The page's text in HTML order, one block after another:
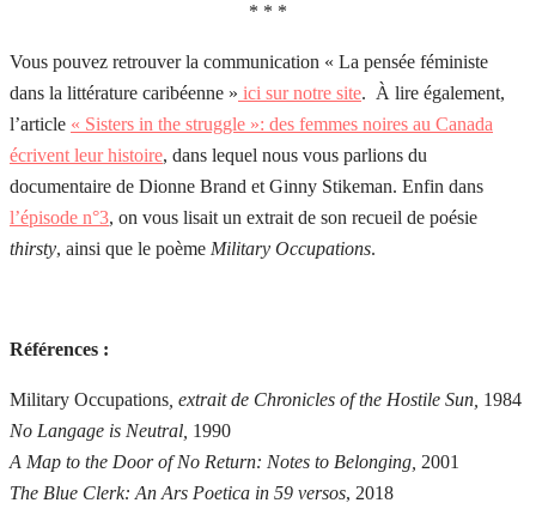
* * *
Vous pouvez retrouver la communication « La pensée féministe
dans la littérature caribéenne » ici sur notre site. À lire également,
l’article « Sisters in the struggle »: des femmes noires au Canada
écrivent leur histoire, dans lequel nous vous parlions du
documentaire de Dionne Brand et Ginny Stikeman. Enfin dans
l’épisode n°3, on vous lisait un extrait de son recueil de poésie
thirsty, ainsi que le poème Military Occupations.
Références :
Military Occupations , extrait de Chronicles of the Hostile Sun, 1984
No Langage is Neutral, 1990
A Map to the Door of No Return: Notes to Belonging, 2001
The Blue Clerk: An Ars Poetica in 59 versos, 2018